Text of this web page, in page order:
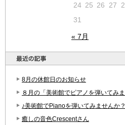
« 7月
24 25 26 27
31
8月の休館日のお知らせ
８月の「美術館でピアノを弾いてみ
♪美術館でPianoを弾いてみませんか？
癒しの音色Crescentさん